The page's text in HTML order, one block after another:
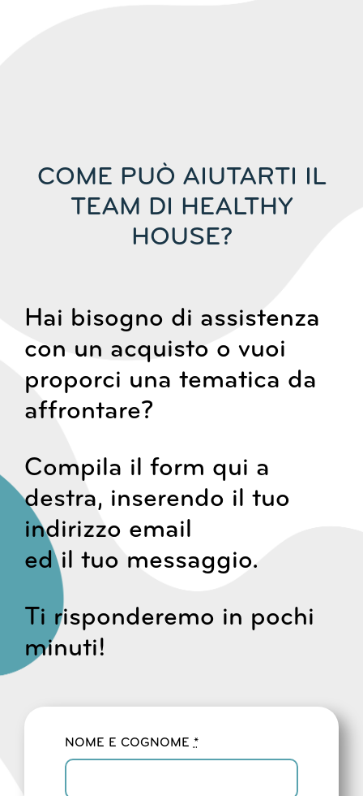
COME PUÒ AIUTARTI IL
TEAM DI HEALTHY
HOUSE?
Hai bisogno di assistenza
con un acquisto o vuoi
proporci una tematica da
affrontare?
Compila il form qui a
destra, inserendo il tuo
indirizzo email
ed il tuo messaggio.
Ti risponderemo in pochi
minuti!
NOME E COGNOME*